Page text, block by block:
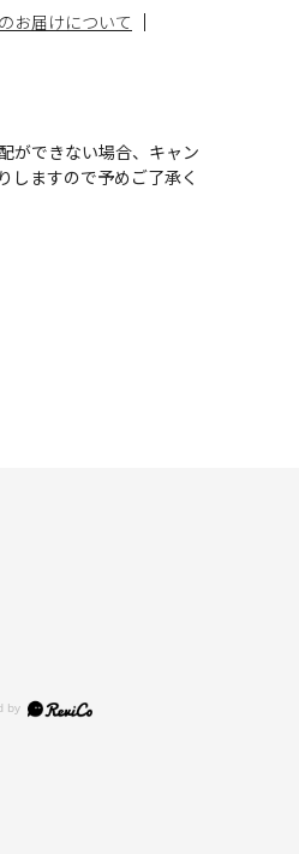
お届けについて
ができない場合、キャン
しますので予めご了承く